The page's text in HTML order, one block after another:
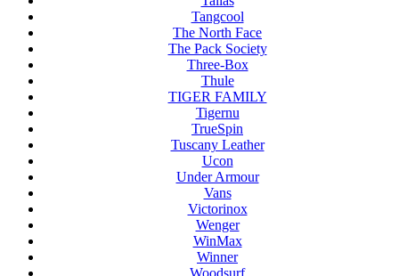
Tangcool
The North Face
The Pack Society
Three-Box
Thule
TIGER FAMILY
Tigernu
TrueSpin
Tuscany Leather
Ucon
Under Armour
Vans
Victorinox
Wenger
WinMax
Winner
Woodsurf